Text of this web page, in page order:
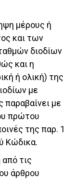
μέρους ή
και των
διοδίων
και η
ή ολική) της
με
παραβαίνει με
πρώτου
της παρ. 1
Κώδικα.
τις
άρθρου